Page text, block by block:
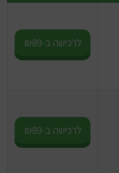
לרכישה ב-₪89
לרכישה ב-₪89